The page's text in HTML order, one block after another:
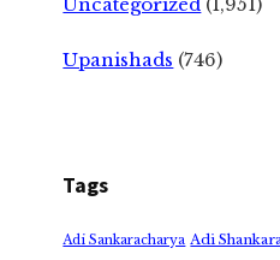
Upanishads (746)
Tags
Adi Sankaracharya Adi